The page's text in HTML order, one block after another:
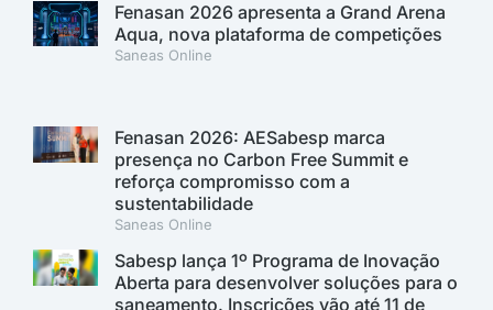
Fenasan 2026 apresenta a Grand Arena
Aqua, nova plataforma de competições
Saneas Online
Fenasan 2026: AESabesp marca
presença no Carbon Free Summit e
reforça compromisso com a
sustentabilidade
Saneas Online
Sabesp lança 1º Programa de Inovação
Aberta para desenvolver soluções para o
saneamento. Inscrições vão até 11 de